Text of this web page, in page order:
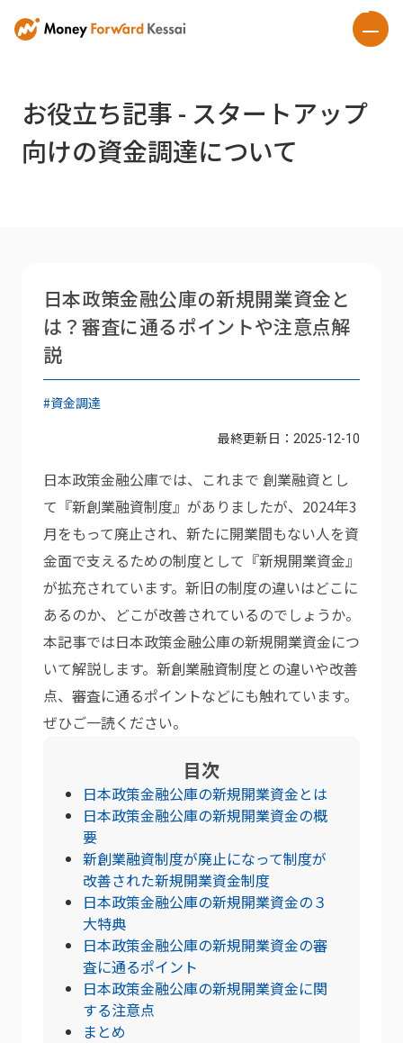
お役立ち記事 - スタートアップ
向けの資金調達について
日本政策金融公庫の新規開業資金と
は？審査に通るポイントや注意点解
説
#資金調達
最終更新日： 2025-12-10
日本政策金融公庫では、これまで 創業融資とし
て『新創業融資制度』がありましたが、2024年3
月をもって廃止され、新たに開業間もない人を資
金面で支えるための制度として『新規開業資金』
が拡充されています。新旧の制度の違いはどこに
あるのか、どこが改善されているのでしょうか。
本記事では日本政策金融公庫の新規開業資金につ
いて解説します。新創業融資制度との違いや改善
点、審査に通るポイントなどにも触れています。
ぜひご一読ください。
目次
日本政策金融公庫の新規開業資金とは
日本政策金融公庫の新規開業資金の概
要
新創業融資制度が廃止になって制度が
改善された新規開業資金制度
日本政策金融公庫の新規開業資金の３
大特典
日本政策金融公庫の新規開業資金の審
査に通るポイント
日本政策金融公庫の新規開業資金に関
する注意点
まとめ